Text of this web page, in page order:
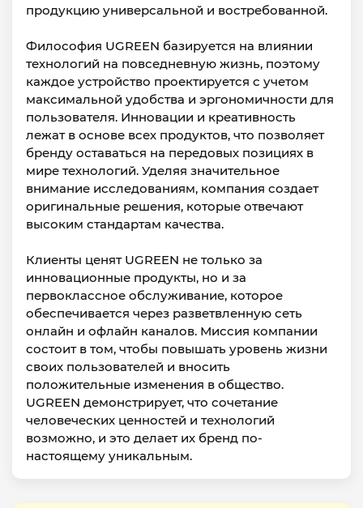
продукцию универсальной и востребованной.
Философия UGREEN базируется на влиянии
технологий на повседневную жизнь, поэтому
каждое устройство проектируется с учетом
максимальной удобства и эргономичности для
пользователя. Инновации и креативность
лежат в основе всех продуктов, что позволяет
бренду оставаться на передовых позициях в
мире технологий. Уделяя значительное
внимание исследованиям, компания создает
оригинальные решения, которые отвечают
высоким стандартам качества.
Клиенты ценят UGREEN не только за
инновационные продукты, но и за
первоклассное обслуживание, которое
обеспечивается через разветвленную сеть
онлайн и офлайн каналов. Миссия компании
состоит в том, чтобы повышать уровень жизни
своих пользователей и вносить
положительные изменения в общество.
UGREEN демонстрирует, что сочетание
человеческих ценностей и технологий
возможно, и это делает их бренд по-
настоящему уникальным.